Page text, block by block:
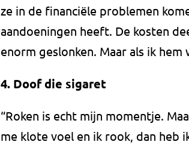
ze in de financiële problemen
aandoeningen heeft. De kosten
enorm geslonken. Maar als ik
4. Doof die sigaret
“Roken is echt mijn momentje.
me klote voel en ik rook, dan heb